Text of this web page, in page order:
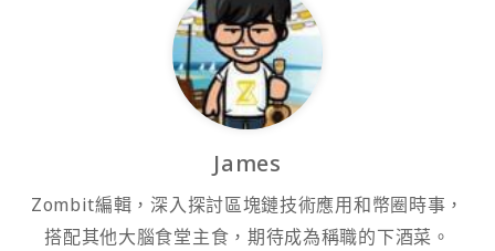
James
Zombit編輯，深入探討區塊鏈技術應用和幣圈時事，
搭配其他大腦食堂主食，期待成為稱職的下酒菜。